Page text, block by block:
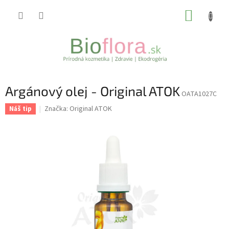
Argánový olej - Original ATOK OATA1027C
Náš tip Značka: Original ATOK